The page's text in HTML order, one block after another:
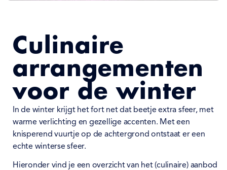
Culinaire
arrangementen
voor de winter
n de winter krijgt het fort net dat beetje extra sfeer, met
warme verlichting en gezellige accenten. Met een
knisperend vuurtje op de achtergrond ontstaat er een
echte winterse sfeer.
Hieronder vind je een overzicht van het (culinaire) aanbod